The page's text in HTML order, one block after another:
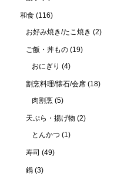
和食 (116)
お好み焼き/たこ焼き (2)
ご飯・丼もの (19)
おにぎり (4)
割烹料理/懐石/会席 (18)
肉割烹 (5)
天ぷら・揚げ物 (2)
とんかつ (1)
寿司 (49)
鍋 (3)